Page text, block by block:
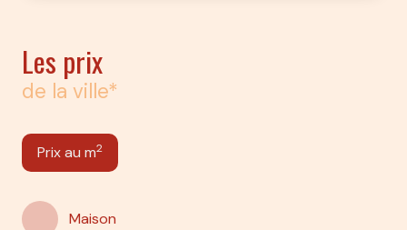
Les prix
de la ville*
Prix au m2
Maison